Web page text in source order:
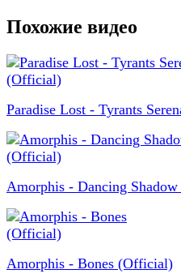
Похожие видео
Paradise Lost - Tyrants
Amorphis - Dancing
Amorphis - Bones (Official)